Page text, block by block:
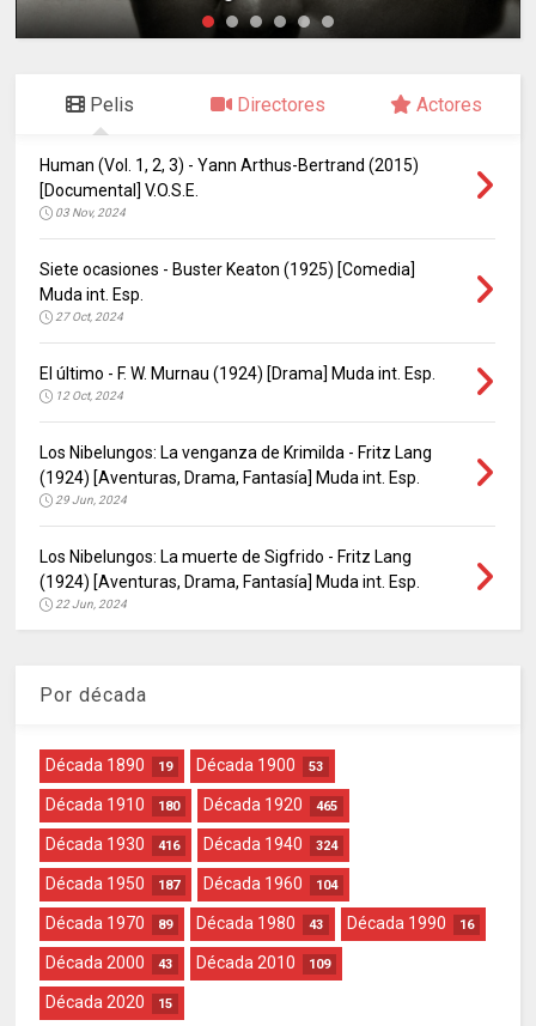
Pelis Directores Actores
Human (Vol. 1, 2, 3) - Yann Arthus-Bertrand (2015)
[Documental] V.O.S.E.
03 Nov, 2024
Siete ocasiones - Buster Keaton (1925) [Comedia]
Muda int. Esp.
27 Oct, 2024
El último - F. W. Murnau (1924) [Drama] Muda int. Esp.
12 Oct, 2024
Los Nibelungos: La venganza de Krimilda - Fritz Lang
(1924) [Aventuras, Drama, Fantasía] Muda int. Esp.
29 Jun, 2024
Los Nibelungos: La muerte de Sigfrido - Fritz Lang
(1924) [Aventuras, Drama, Fantasía] Muda int. Esp.
22 Jun, 2024
Por década
Década 1890 19 Década 1900 53
Década 1910 180 Década 1920 465
Década 1930 416 Década 1940 324
Década 1950 187 Década 1960 104
Década 1970 89 Década 1980 43 Década 1990 16
Década 2000 43 Década 2010 109
Década 2020 15